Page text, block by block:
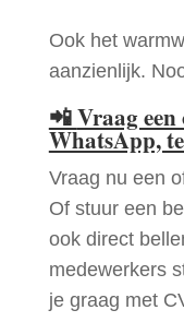
Ook het
aanzienlijk.
📲Vraag
WhatsApp,
Vraag nu een
Of stuur een
ook direct
medewerkers
je graag met